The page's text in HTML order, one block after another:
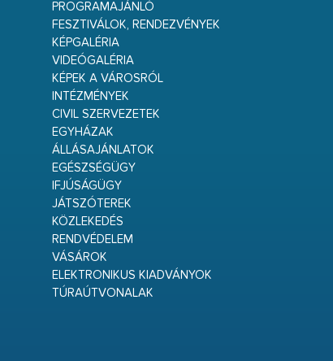
PROGRAMAJÁNLÓ
FESZTIVÁLOK, RENDEZVÉNYEK
KÉPGALÉRIA
VIDEÓGALÉRIA
KÉPEK A VÁROSRÓL
INTÉZMÉNYEK
CIVIL SZERVEZETEK
EGYHÁZAK
ÁLLÁSAJÁNLATOK
EGÉSZSÉGÜGY
IFJÚSÁGÜGY
JÁTSZÓTEREK
KÖZLEKEDÉS
RENDVÉDELEM
VÁSÁROK
ELEKTRONIKUS KIADVÁNYOK
TÚRAÚTVONALAK